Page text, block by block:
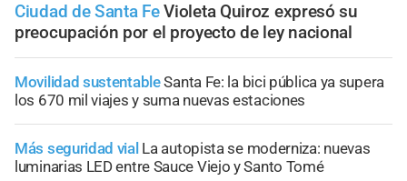
Ciudad de Santa Fe Violeta Quiroz expresó su
preocupación por el proyecto de ley nacional
Movilidad sustentableSanta Fe: la bici pública ya supera
los 670 mil viajes y suma nuevas estaciones
Más seguridad vial La autopista se moderniza: nuevas
luminarias LED entre Sauce Viejo y Santo Tomé